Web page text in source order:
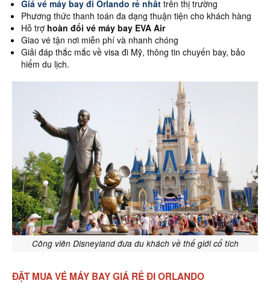
Giá vé máy bay đi Orlando rẻ nhất trên thị trường
Phương thức thanh toán đa dạng thuận tiện cho khách hàng
Hỗ trợ hoàn đổi vé máy bay EVA Air
Giao vé tận nơi miễn phí và nhanh chóng
Giải đáp thắc mắc về visa đi Mỹ, thông tin chuyến bay, bảo
hiểm du lịch.
Công viên Disneyland đưa du khách về thế giới cổ tích
ĐẶT MUA VÉ MÁY BAY GIÁ RẺ ĐI ORLANDO